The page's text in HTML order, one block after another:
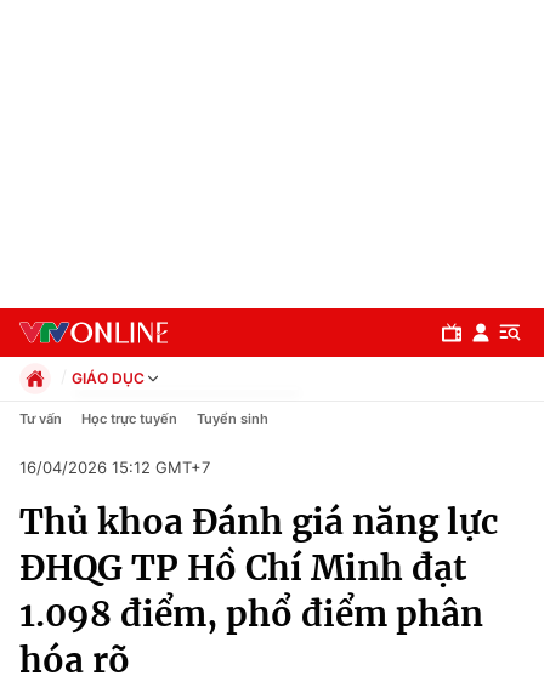
Chuyên mục
Chính trị
Xã hội
GIÁO DỤC
Chính trị
Pháp luật
Kinh tế
Thể thao
Truyền hình
Văn hóa - Giải trí
Y tế
Đời sống
Tư vấn Học trực tuyến Tuyển sinh
16/04/2026 15:12 GMT+7
Thủ khoa Đánh giá năng lực
ĐHQG TP Hồ Chí Minh đạt
1.098 điểm, phổ điểm phân
hóa rõ